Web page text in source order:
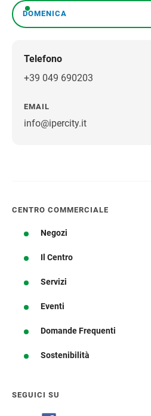
domenica
DOMENICA
Telefono
+39 049 690203
EMAIL
info@ipercity.it
CENTRO COMMERCIALE
Negozi
Il Centro
Servizi
Eventi
Domande Frequenti
Sostenibilità
SEGUICI SU